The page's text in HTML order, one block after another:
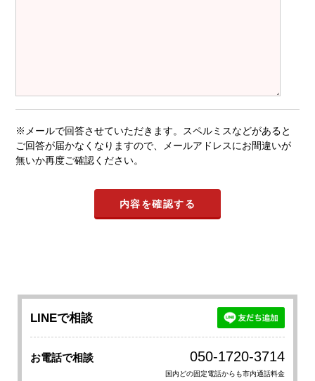
※メールで回答させていただきます。スペルミスなどがあると
ご回答が届かなくなりますので、メールアドレスにお間違いが
無いか再度ご確認ください。
LINEで相談
お電話で相談 050-1720-3714
国内どの固定電話からも市内通話料金